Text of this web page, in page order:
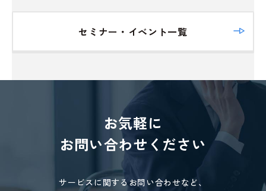
セミナー・イベント一覧
お気軽に
お問い合わせください
サービスに関するお問い合わせなど、